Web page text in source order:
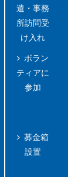
遣・事務
所訪問受
け入れ
ボラン
ティアに
参加
募金箱
設置